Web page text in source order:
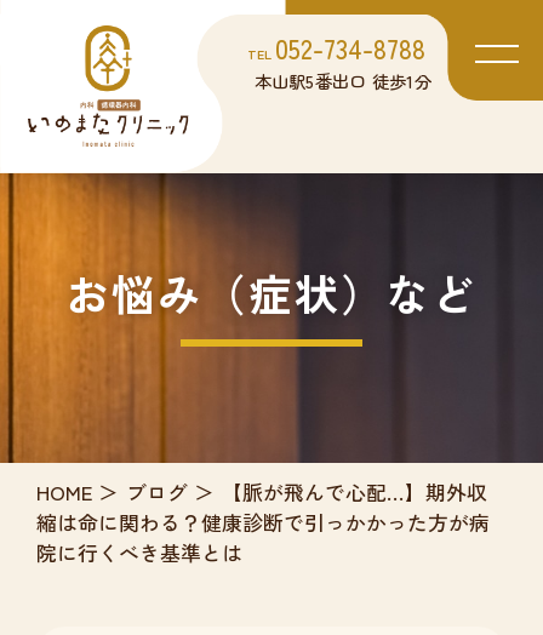
TEL 052-734-8788
本山駅5番出口 徒歩1分
お悩み（症状）など
HOME ブログ
【脈が飛んで心配…】期外収
縮は命に関わる？健康診断で引っかかった方が病
院に行くべき基準とは